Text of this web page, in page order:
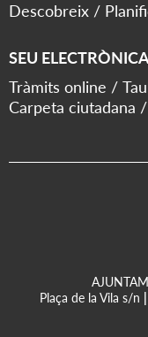
Descobreix
SEU ELECTRÒNICA
Tràmits online
Carpeta ciutadana
Plaça de la Vila s/n